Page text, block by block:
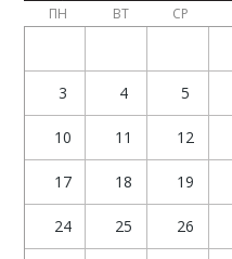
ПН ВТ СР
3 4 5
10 11 12
17 18 19
24 25 26